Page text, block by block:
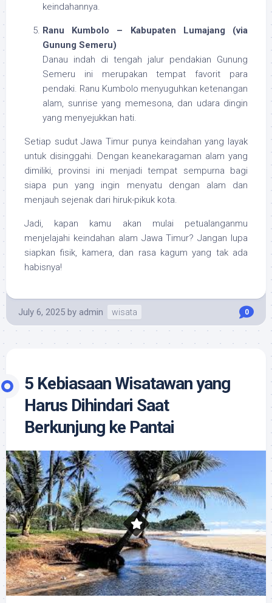
keindahannya.
Ranu Kumbolo – Kabupaten Lumajang (via
Gunung Semeru)
Danau indah di tengah jalur pendakian Gunung
Semeru ini merupakan tempat favorit para
pendaki. Ranu Kumbolo menyuguhkan ketenangan
alam, sunrise yang memesona, dan udara dingin
yang menyejukkan hati.
Setiap sudut Jawa Timur punya keindahan yang layak
untuk disinggahi. Dengan keanekaragaman alam yang
dimiliki, provinsi ini menjadi tempat sempurna bagi
siapa pun yang ingin menyatu dengan alam dan
menjauh sejenak dari hiruk-pikuk kota.
Jadi, kapan kamu akan mulai petualanganmu
menjelajahi keindahan alam Jawa Timur? Jangan lupa
siapkan fisik, kamera, dan rasa kagum yang tak ada
habisnya!
July 6, 2025 by admin wisata 0
5 Kebiasaan Wisatawan yang
Harus Dihindari Saat
Berkunjung ke Pantai